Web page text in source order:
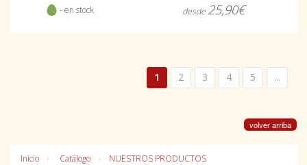
- en stock desde 25,90€
1 2 3 4 5 ...
volver arriba
Inicio Catálogo NUESTROS PRODUCTOS